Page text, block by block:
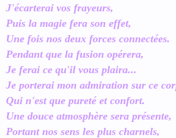
J'écarterai vos frayeurs,
Puis la magie fera son effet,
Une fois nos deux forces connectées.
Pendant que la fusion opérera,
Je ferai ce qu'il vous plaira...
Je porterai mon admiration sur ce
Qui n'est que pureté et confort.
Une douce atmosphère sera présente,
Portant nos sens les plus charnels,